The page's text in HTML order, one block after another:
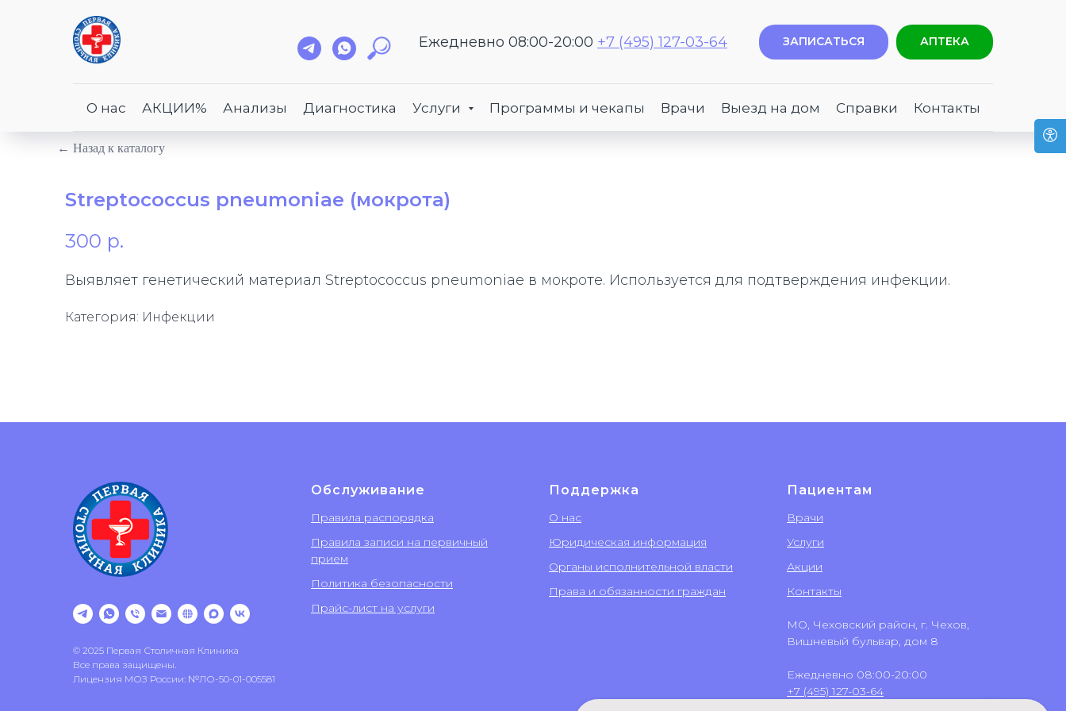
Ежедневно 08:00-20:00 +7 (495) 127-03-64 ЗАПИСАТЬСЯ АПТЕКА
О нас АКЦИИ% Анализы Диагностика Услуги Программы и чекапы Врачи Выезд на дом Справки Контакты
← Назад к каталогу
Streptococcus pneumoniae (мокрота)
300 р.
Выявляет генетический материал Streptococcus pneumoniae в мокроте. Используется для подтверждения инфекции.
Категория: Инфекции
© 2025 Первая Столичная Клиника
Все права защищены.
Лицензия МОЗ России: №ЛО-50-01-005581
Обслуживание
Правила распорядка
Правила записи на первичный
прием
Политика безопасности
Прайс-лист на услуги
Поддержка
О нас
Юридическая информация
Органы исполнительной власти
Права и обязанности граждан
Пациентам
Врачи
Услуги
Акции
Контакты
МО, Чеховский район, г. Чехов,
Вишневый бульвар, дом 8
Ежедневно 08:00-20:00
+7 (495) 127-03-64